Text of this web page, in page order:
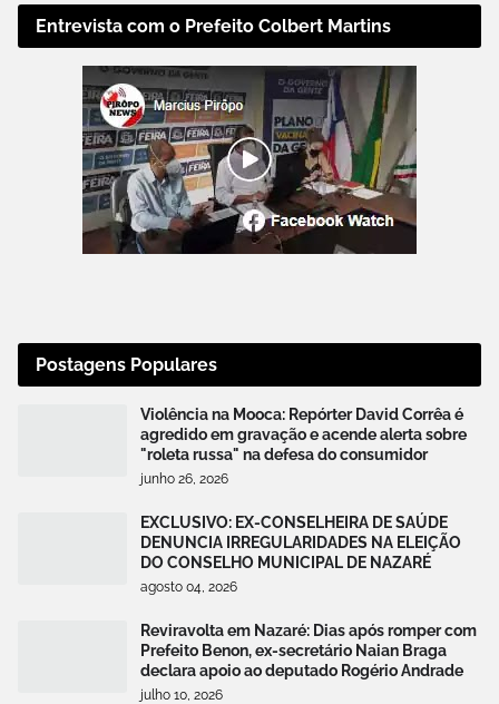
Entrevista com o Prefeito Colbert Martins
Postagens Populares
Violência na Mooca: Repórter David Corrêa é
agredido em gravação e acende alerta sobre
"roleta russa" na defesa do consumidor
junho 26, 2026
EXCLUSIVO: EX-CONSELHEIRA DE SAÚDE
DENUNCIA IRREGULARIDADES NA ELEIÇÃO
DO CONSELHO MUNICIPAL DE NAZARÉ
agosto 04, 2026
Reviravolta em Nazaré: Dias após romper com
Prefeito Benon, ex-secretário Naian Braga
declara apoio ao deputado Rogério Andrade
julho 10, 2026